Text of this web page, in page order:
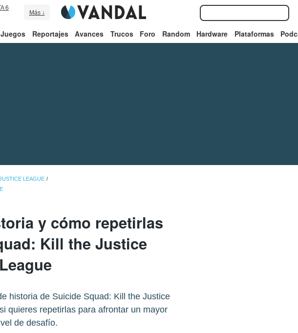
6
Más ↓
Juegos Reportajes Avances Trucos Foro Random Hardware Plataformas
LEAGUE
y cómo repetirlas
Kill the Justice
League
historia de Suicide Squad: Kill the Justice
quieres repetirlas para afrontar un mayor
de desafío.